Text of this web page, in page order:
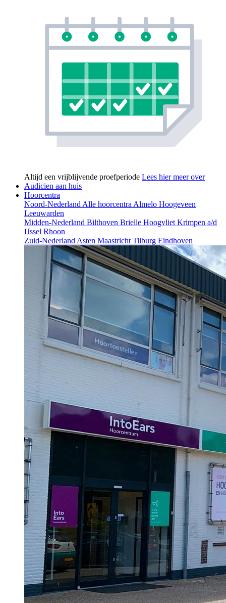
Altijd een vrijblijvende proefperiode Lees hier meer over
Audicien aan huis
Hoorcentra
Noord-Nederland Alle hoorcentra Almelo Hoogeveen
Leeuwarden
Midden-Nederland Bilthoven Brielle Hoogvliet Krimpen a/d
IJssel Rhoon
Zuid-Nederland Asten Maastricht Tilburg Eindhoven